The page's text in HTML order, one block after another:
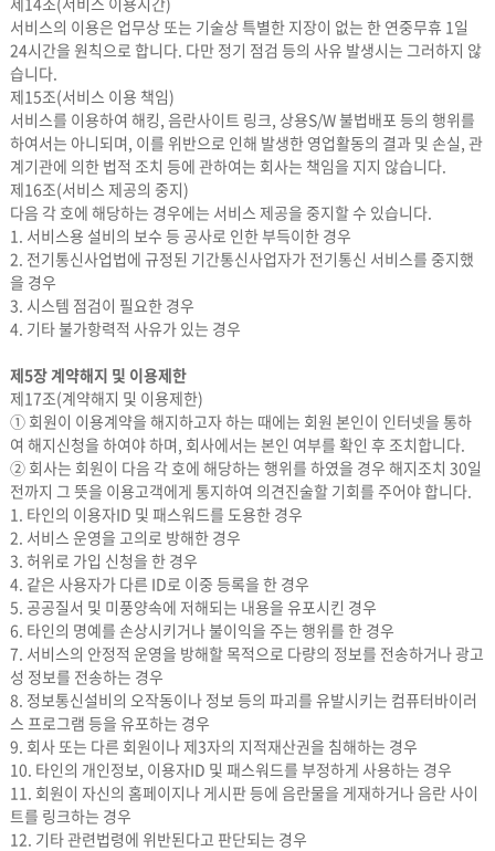
서비스의 이용은 업무상 또는 기술상 특별한 지장이 없는 한 연중무휴 1일
24시간을 원칙으로 합니다. 다만 정기 점검 등의 사유 발생시는 그러하지 않
습니다.
제15조(서비스 이용 책임)
서비스를 이용하여 해킹, 음란사이트 링크, 상용S/W 불법배포 등의 행위를
하여서는 아니되며, 이를 위반으로 인해 발생한 영업활동의 결과 및 손실, 관
계기관에 의한 법적 조치 등에 관하여는 회사는 책임을 지지 않습니다.
제16조(서비스 제공의 중지)
다음 각 호에 해당하는 경우에는 서비스 제공을 중지할 수 있습니다.
1. 서비스용 설비의 보수 등 공사로 인한 부득이한 경우
2. 전기통신사업법에 규정된 기간통신사업자가 전기통신 서비스를 중지했
을 경우
3. 시스템 점검이 필요한 경우
4. 기타 불가항력적 사유가 있는 경우
제5장 계약해지 및 이용제한
제17조(계약해지 및 이용제한)
① 회원이 이용계약을 해지하고자 하는 때에는 회원 본인이 인터넷을 통하
여 해지신청을 하여야 하며, 회사에서는 본인 여부를 확인 후 조치합니다.
② 회사는 회원이 다음 각 호에 해당하는 행위를 하였을 경우 해지조치 30일
전까지 그 뜻을 이용고객에게 통지하여 의견진술할 기회를 주어야 합니다.
1. 타인의 이용자ID 및 패스워드를 도용한 경우
2. 서비스 운영을 고의로 방해한 경우
3. 허위로 가입 신청을 한 경우
4. 같은 사용자가 다른 ID로 이중 등록을 한 경우
5. 공공질서 및 미풍양속에 저해되는 내용을 유포시킨 경우
6. 타인의 명예를 손상시키거나 불이익을 주는 행위를 한 경우
7. 서비스의 안정적 운영을 방해할 목적으로 다량의 정보를 전송하거나 광고
성 정보를 전송하는 경우
8. 정보통신설비의 오작동이나 정보 등의 파괴를 유발시키는 컴퓨터바이러
스 프로그램 등을 유포하는 경우
9. 회사 또는 다른 회원이나 제3자의 지적재산권을 침해하는 경우
10. 타인의 개인정보, 이용자ID 및 패스워드를 부정하게 사용하는 경우
11. 회원이 자신의 홈페이지나 게시판 등에 음란물을 게재하거나 음란 사이
트를 링크하는 경우
12. 기타 관련법령에 위반된다고 판단되는 경우